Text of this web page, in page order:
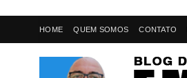
HOME QUEM SOMOS CONTATO